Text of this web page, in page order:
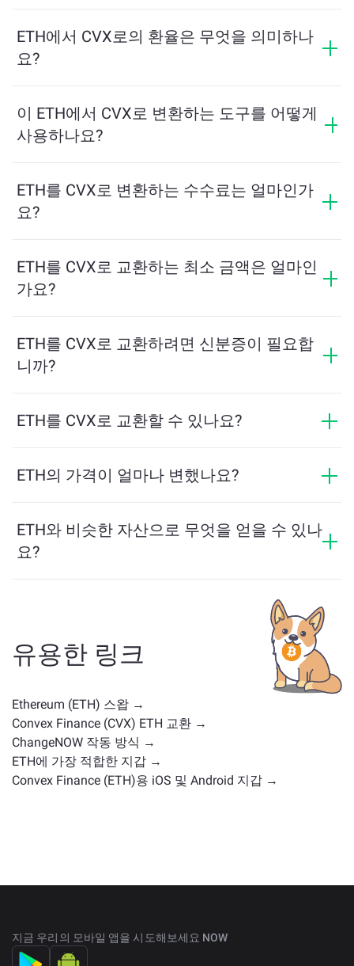
ETH에서 CVX로의 환율은 무엇을 의미하나
요?
줍니다. 이 환율은 시장 상황, 수요와 공급, 그리고 유동성
에 따라 변동합니다.
이 ETH에서 CVX로 변환하는 도구를 어떻게
사용하나요?
수량을 계산해줍니다. 그런 다음, 안내에 따라 거래를 완
료하세요.
ETH를 CVX로 변환하는 수수료는 얼마인가
요?
라집니다. ChangeNOW는 숨겨진 수수료 없이 경쟁력 있
는 요금을 제공하며, 최종 금액은 거래를 확인하기 전에
표시됩니다.
ETH를 CVX로 교환하는 최소 금액은 얼마인
가요?
다. 플랫폼은 원활한 거래를 보장하기 위해 필요한 최소
금액을 자동으로 계산합니다. 그러나 대부분의 경우, 최
소 금액은 2달러 상당입니다.
ETH를 CVX로 교환하려면 신분증이 필요합
니까?
프로세스가 빠르고 익명입니다. 그러나 ChangeNOW Pro
세요!
ETH를 CVX로 교환할 수 있나요?
교환할 수 있습니다. 또한 ChangeNOW는 멀티체인 브리
ETH의 가격이 얼마나 변했나요?
다.
ETH와 비슷한 자산으로 무엇을 얻을 수 있나
요?
테이블코인, 유틸리티 토큰, 거버넌스 코인 또는 다른 유
형일 수 있습니다. 일반적인 대안으로는 유사한 사용 사
례나 시장 위치를 가진 다른 암호화폐가 포함됩니다.주
요 거래 페이지에서 교환 가능한 모든 자산을 확인하세
유용한 링크
Ethereum (ETH) 스왑 →
Convex Finance (CVX) ETH 교환 →
ChangeNOW 작동 방식 →
ETH에 가장 적합한 지갑 →
Convex Finance (ETH)용 iOS 및 Android 지갑 →
지금 우리의 모바일 앱을 시도해보세요 NOW